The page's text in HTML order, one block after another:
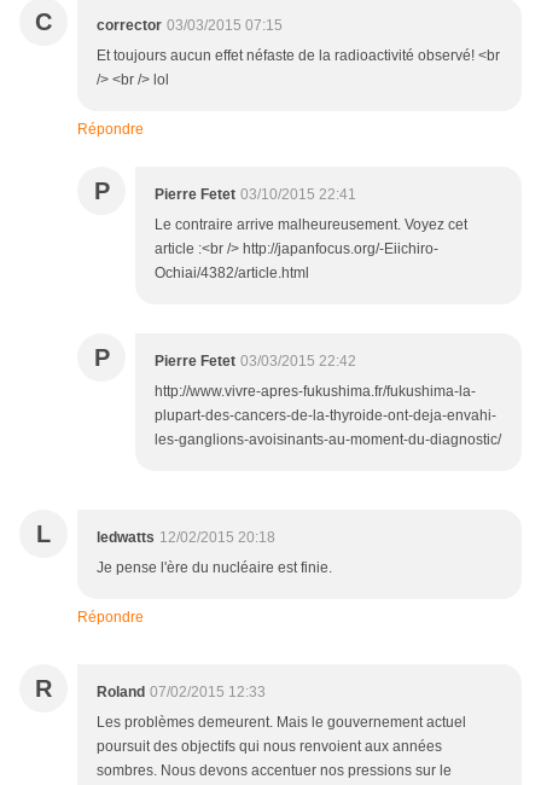
C corrector 03/03/2015 07:15
Et toujours aucun effet néfaste de la radioactivité observé! <br
/> <br /> lol
Répondre
P Pierre Fetet 03/10/2015 22:41
Le contraire arrive malheureusement. Voyez cet
article :<br /> http://japanfocus.org/-Eiichiro-
Ochiai/4382/article.html
P Pierre Fetet 03/03/2015 22:42
http://www.vivre-apres-fukushima.fr/fukushima-la-
plupart-des-cancers-de-la-thyroide-ont-deja-envahi-
les-ganglions-avoisinants-au-moment-du-diagnostic/
L ledwatts 12/02/2015 20:18
Je pense l'ère du nucléaire est finie.
Répondre
R Roland 07/02/2015 12:33
Les problèmes demeurent. Mais le gouvernement actuel
poursuit des objectifs qui nous renvoient aux années
sombres. Nous devons accentuer nos pressions sur le